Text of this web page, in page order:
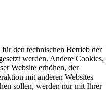
den technischen Betrieb der
werden. Andere Cookies,
Website erhöhen, der
mit anderen Websites
sollen, werden nur mit Ihrer